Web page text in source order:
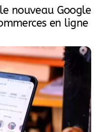
nouveau Google
en ligne